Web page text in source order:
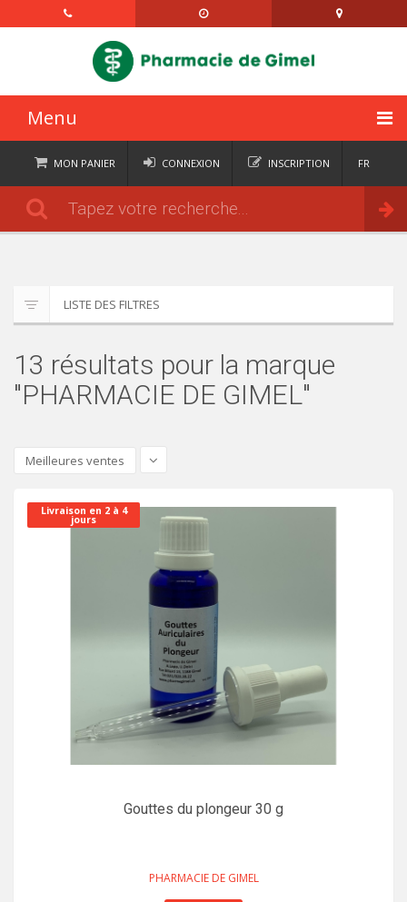
Menu
ACCUEIL
CATÉGORIES
CONTACT
SEMAINIERS
MON PANIER
Commander
CONNEXION INSCRIPTION FR
LISTE DES FILTRES
13 résultats pour la marque
"PHARMACIE DE GIMEL"
Meilleures ventes
Livraison en 2 à 4
jours
Gouttes du plongeur 30 g
PHARMACIE DE GIMEL